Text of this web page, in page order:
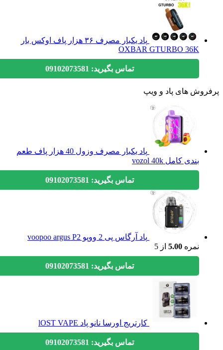
پاد یکبار مصرف ۳۶ هزار پاف اوکس بار
OXBAR GTURBO 36K
تماس بگیرید: 09102073581
های پاد و ویپ
پاد یکبار مصرف وزول 40 هزار پاف طعم
بندی کامل vozol 40k
تماس بگیرید: 09102073581
پاد آرگاس پی 2 ووپو voopoo argus P2
نمره5.00 از 5
تماس بگیرید: 09102073581
کارتریج اورسا نانو پاد lOST VAPE
تماس بگیرید: 09102073581